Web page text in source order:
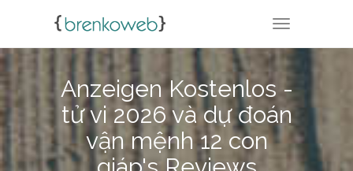
TOGGLE
Anzeigen Kostenlos -
tử vi 2026 và dự đoán
vận mệnh 12 con